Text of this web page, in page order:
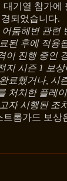
대기열 참가에
되었습니다.
둠해변 관련
된 후에 적용
이 진행 중인
지 시즌 1 보
료했거나, 시
처치한 플레
자 시행된 조
트롬가드 보상